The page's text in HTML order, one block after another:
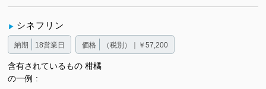
シネフリン
納期 18営業日 価格 （税別）｜￥57,200
含有されているもの
の一例
柑橘